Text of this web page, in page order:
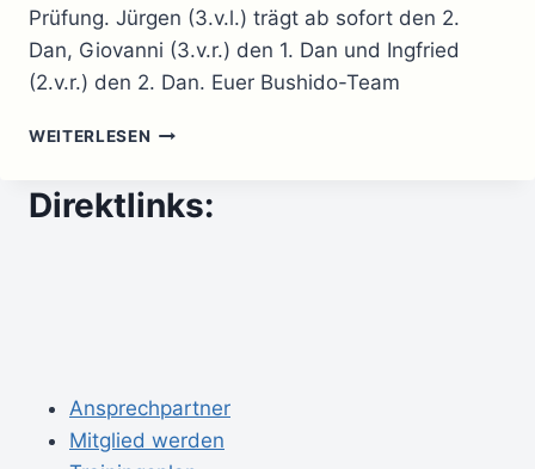
Prüfung. Jürgen (3.v.l.) trägt ab sofort den 2.
Dan, Giovanni (3.v.r.) den 1. Dan und Ingfried
(2.v.r.) den 2. Dan. Euer Bushido-Team
WEITERLESEN GRATULATION
DAN-
Direktlinks:
Ansprechpartner
Mitglied werden